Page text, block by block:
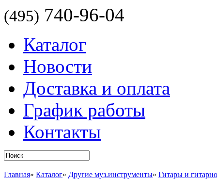
(495) 740-96-04
Каталог
Новости
Доставка и оплата
График работы
Контакты
Главная» Каталог» Другие муз.инструменты» Гитары и